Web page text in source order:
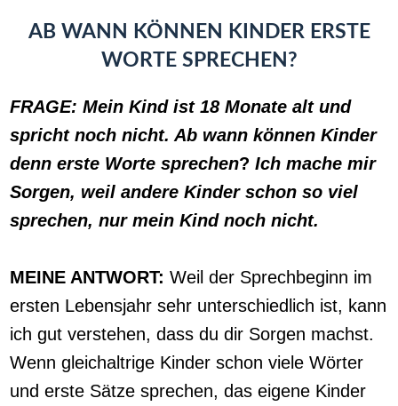
AB WANN KÖNNEN KINDER ERSTE
WORTE SPRECHEN?
FRAGE: Mein Kind ist 18 Monate alt und
spricht noch nicht. Ab wann können Kinder
denn erste Worte sprechen? Ich mache mir
Sorgen, weil andere Kinder schon so viel
sprechen, nur mein Kind noch nicht.
MEINE ANTWORT: Weil der Sprechbeginn im
ersten Lebensjahr sehr unterschiedlich ist, kann
ich gut verstehen, dass du dir Sorgen machst.
Wenn gleichaltrige Kinder schon viele Wörter
und erste Sätze sprechen, das eigene Kinder